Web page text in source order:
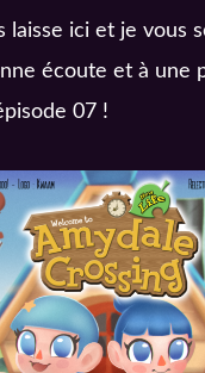
laisse ici et je vous
écoute et à une
07 !